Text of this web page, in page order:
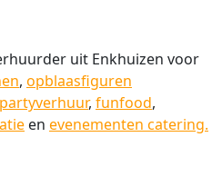
uit Enkhuizen voor
, opblaasfiguren
partyverhuur, funfood,
en evenementen catering.